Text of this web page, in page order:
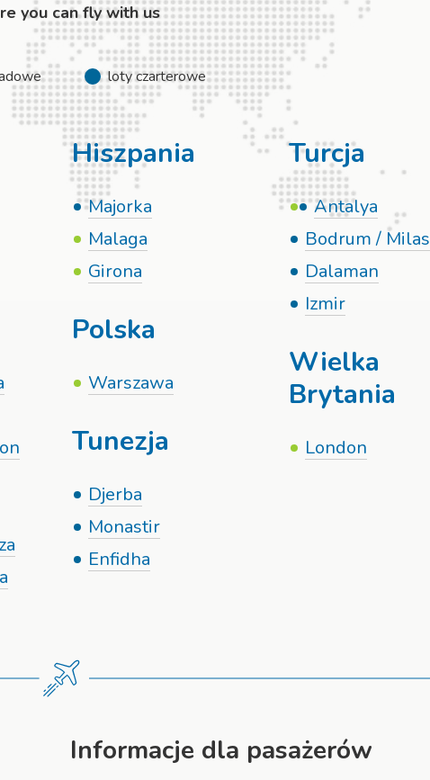
you can fly with us
loty czarterowe
Hiszpania
Majorka
Malaga
Girona
Polska
Warszawa
Tunezja
Djerba
Monastir
Enfidha
Turcja
Antalya
Bodrum / Milas
Dalaman
Izmir
Wielka
Brytania
London
Informacje dla pasażerów